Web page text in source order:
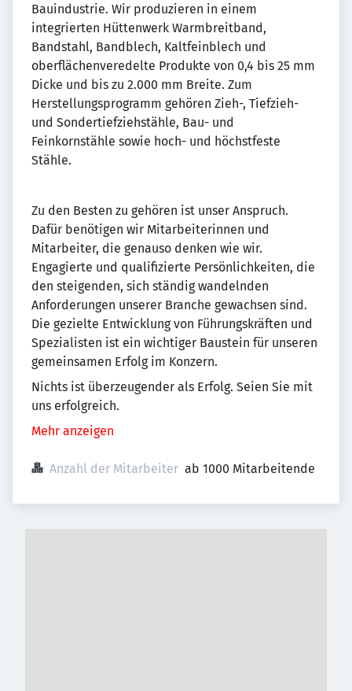
Bauindustrie. Wir produzieren in einem
integrierten Hüttenwerk Warmbreitband,
Bandstahl, Bandblech, Kaltfeinblech und
oberflächenveredelte Produkte von 0,4 bis 25 mm
Dicke und bis zu 2.000 mm Breite. Zum
Herstellungsprogramm gehören Zieh-, Tiefzieh-
und Sondertiefziehstähle, Bau- und
Feinkornstähle sowie hoch- und höchstfeste
Stähle.
Zu den Besten zu gehören ist unser Anspruch.
Dafür benötigen wir Mitarbeiterinnen und
Mitarbeiter, die genauso denken wie wir.
Engagierte und qualifizierte Persönlichkeiten, die
den steigenden, sich ständig wandelnden
Anforderungen unserer Branche gewachsen sind.
Die gezielte Entwicklung von Führungskräften und
Spezialisten ist ein wichtiger Baustein für unseren
gemeinsamen Erfolg im Konzern.
Nichts ist überzeugender als Erfolg. Seien Sie mit
uns erfolgreich.
Mehr anzeigen
Anzahl der Mitarbeiter ab 1000 Mitarbeitende